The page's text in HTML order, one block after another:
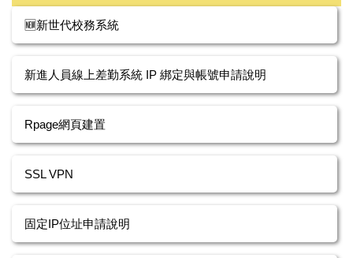
🆕新世代校務系統
新進人員線上差勤系統 IP 綁定與帳號申請說明
Rpage網頁建置
SSL VPN
固定IP位址申請說明